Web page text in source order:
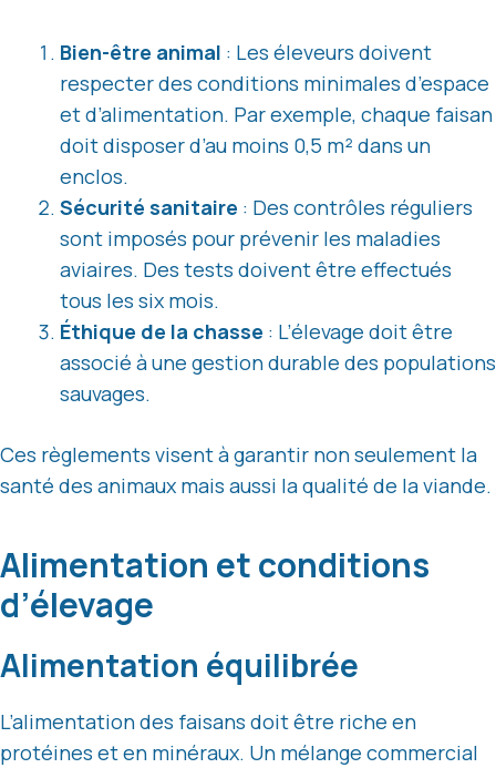
Bien-être animal : Les éleveurs doivent
respecter des conditions minimales d’espace
et d’alimentation. Par exemple, chaque faisan
doit disposer d’au moins 0,5 m² dans un
enclos.
Sécurité sanitaire : Des contrôles réguliers
sont imposés pour prévenir les maladies
aviaires. Des tests doivent être effectués
tous les six mois.
Éthique de la chasse : L’élevage doit être
associé à une gestion durable des populations
sauvages.
Ces règlements visent à garantir non seulement la
santé des animaux mais aussi la qualité de la viande.
Alimentation et conditions
d’élevage
Alimentation équilibrée
L’alimentation des faisans doit être riche en
protéines et en minéraux. Un mélange commercial